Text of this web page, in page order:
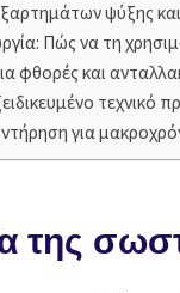
ψύξης
Πώς να τη
φθορές και
τεχνικό
για
της